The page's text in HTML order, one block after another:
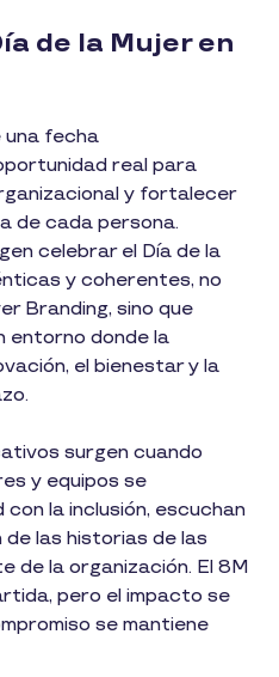
de la Mujer en
una fecha
real para
y fortalecer
de cada persona.
celebrar el Día de la
y coherentes, no
Branding, sino que
entorno donde la
el bienestar y la
surgen cuando
y equipos se
la inclusión, escuchan
las historias de las
de la organización. El 8M
pero el impacto se
se mantiene